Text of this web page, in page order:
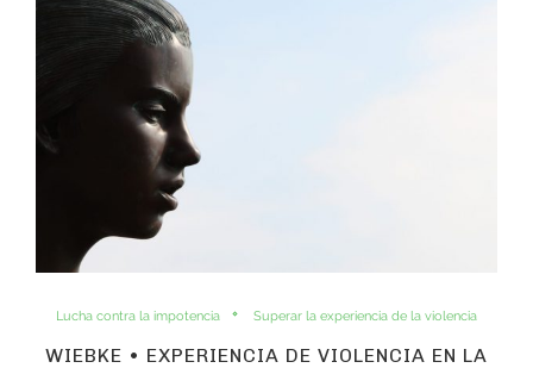
Lucha contra la impotencia Superar la experiencia de la violencia
WIEBKE • EXPERIENCIA DE VIOLENCIA EN LA